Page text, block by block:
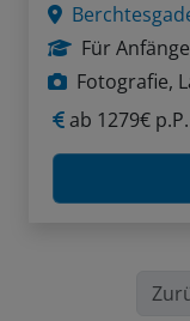
Für
Fotografie,
ab 1279€ p.P.